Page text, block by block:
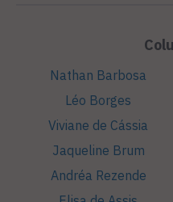
Nathan Barbosa
Léo Borges
Viviane de Cássia
Jaqueline Brum
Andréa Rezende